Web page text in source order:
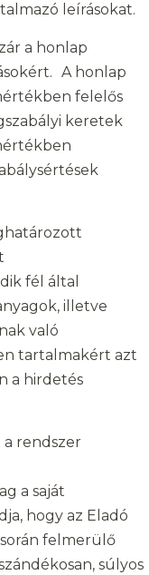
leírásokat.
a honlap
A honlap
felelős
keretek
fél által
illetve
való
tartalmakért azt
a hirdetés
a rendszer
a saját
hogy az Eladó
felmerülő
súlyos